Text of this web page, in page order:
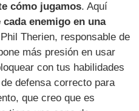
cómo jugamos. Aquí
enemigo en una
Therien, responsable de
más presión en usar
con tus habilidades
defensa correcto para
que creo que es